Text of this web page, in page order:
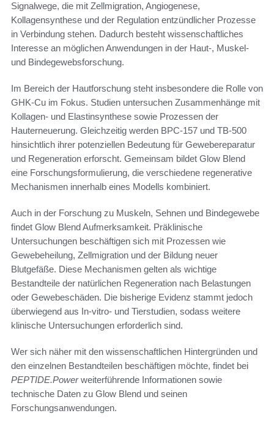
Signalwege, die mit Zellmigration, Angiogenese,
Kollagensynthese und der Regulation entzündlicher Prozesse
in Verbindung stehen. Dadurch besteht wissenschaftliches
Interesse an möglichen Anwendungen in der Haut-, Muskel-
und Bindegewebsforschung.
Im Bereich der Hautforschung steht insbesondere die Rolle von
GHK-Cu im Fokus. Studien untersuchen Zusammenhänge mit
Kollagen- und Elastinsynthese sowie Prozessen der
Hauterneuerung. Gleichzeitig werden BPC-157 und TB-500
hinsichtlich ihrer potenziellen Bedeutung für Gewebereparatur
und Regeneration erforscht. Gemeinsam bildet Glow Blend
eine Forschungsformulierung, die verschiedene regenerative
Mechanismen innerhalb eines Modells kombiniert.
Auch in der Forschung zu Muskeln, Sehnen und Bindegewebe
findet Glow Blend Aufmerksamkeit. Präklinische
Untersuchungen beschäftigen sich mit Prozessen wie
Gewebeheilung, Zellmigration und der Bildung neuer
Blutgefäße. Diese Mechanismen gelten als wichtige
Bestandteile der natürlichen Regeneration nach Belastungen
oder Gewebeschäden. Die bisherige Evidenz stammt jedoch
überwiegend aus In-vitro- und Tierstudien, sodass weitere
klinische Untersuchungen erforderlich sind.
Wer sich näher mit den wissenschaftlichen Hintergründen und
den einzelnen Bestandteilen beschäftigen möchte, findet bei
PEPTIDE.Powerweiterführende Informationen sowie
technische Daten zu Glow Blend und seinen
Forschungsanwendungen.